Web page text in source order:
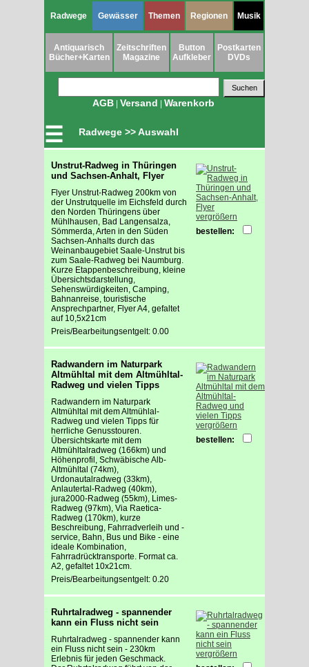
Radwege Gewässer Themen Regionen Musik
Antiquarisch
Bücher+Karten
Zeitschriften
Magazine
Button
Aufkleber
Postkarten
DVDs
AGB | Versand | Warenkorb
☰ Radwege >> Auswahl
Unstrut-Radweg in Thüringen
und Sachsen-Anhalt, Flyer
Flyer Unstrut-Radweg 200km von
der Unstrutquelle im Eichsfeld durch
den Norden Thüringens über
Mühlhausen, Bad Langensalza,
Sömmerda, Arten in den Süden
Sachsen-Anhalts durch das
Weinanbaugebiet Saale-Unstrut bis
zum Saale-Radweg bei Naumburg.
Kurze Etappenbeschreibung, kleine
Übersichtsdarstellung,
Sehenswürdigkeiten, Camping,
Bahnanreise, touristische
Ansprechpartner, Flyer A4, gefaltet
auf 10,5x21cm
Preis/Bearbeitungsentgelt: 0.00
vergrößern
bestellen:
Radwandern im Naturpark
Altmühltal mit dem Altmühltal-
Radweg und vielen Tipps
Radwandern im Naturpark
Altmühltal mit dem Altmühlal-
Radweg und vielen Tipps für
herrliche Genusstouren.
Übersichtskarte mit dem
Altmühltalradweg (166km) und
Höhenprofil, Schwäbische Alb-
Altmühltal (74km),
Urdonautalradweg (33km),
Anlautertal-Radweg (40km),
jura2000-Radweg (55km), Limes-
Radweg (97km), Via Raetica-
Radweg (170km), kurze
Beschreibung, Fahrradverleih und -
service, Bahn, Bus und Bike - eine
ideale Kombination,
Fahrradrücktransporte. Format ca.
A2, gefaltet 10x21cm.
Preis/Bearbeitungsentgelt: 0.20
vergrößern
bestellen:
Ruhrtalradweg - spannender
kann ein Fluss nicht sein
Ruhrtalradweg - spannender kann
ein Fluss nicht sein - 230km
Erlebnis für jeden Geschmack.
vergrößern